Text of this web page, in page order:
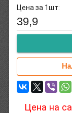
Цена за 1шт:
39,9
Цена на